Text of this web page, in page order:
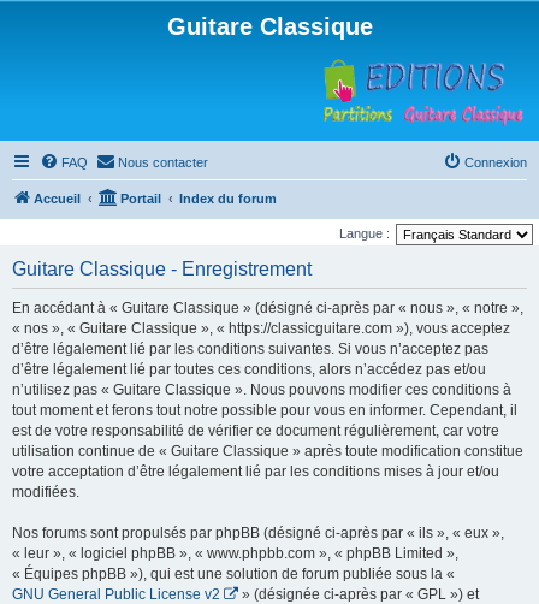
Guitare Classique
FAQ Nous contacter Connexion
Accueil Portail Index du forum
Langue :
Guitare Classique - Enregistrement
En accédant à « Guitare Classique » (désigné ci-après par « nous », « notre »,
« nos », « Guitare Classique », « https://classicguitare.com »), vous acceptez
d’être légalement lié par les conditions suivantes. Si vous n’acceptez pas
d’être légalement lié par toutes ces conditions, alors n’accédez pas et/ou
n’utilisez pas « Guitare Classique ». Nous pouvons modifier ces conditions à
tout moment et ferons tout notre possible pour vous en informer. Cependant, il
est de votre responsabilité de vérifier ce document régulièrement, car votre
utilisation continue de « Guitare Classique » après toute modification constitue
votre acceptation d’être légalement lié par les conditions mises à jour et/ou
modifiées.
Nos forums sont propulsés par phpBB (désigné ci-après par « ils », « eux »,
« leur », « logiciel phpBB », « www.phpbb.com », « phpBB Limited »,
« Équipes phpBB »), qui est une solution de forum publiée sous la «
GNU General Public License v2
» (désignée ci-après par « GPL ») et